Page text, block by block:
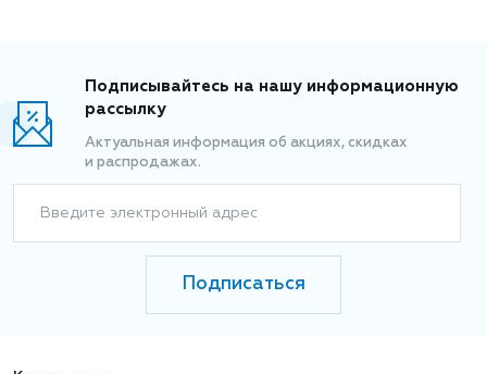
Подписывайтесь на нашу информационную
рассылку
Актуальная информация об акциях, скидках
и распродажах.
Введите электронный адрес
Подписаться